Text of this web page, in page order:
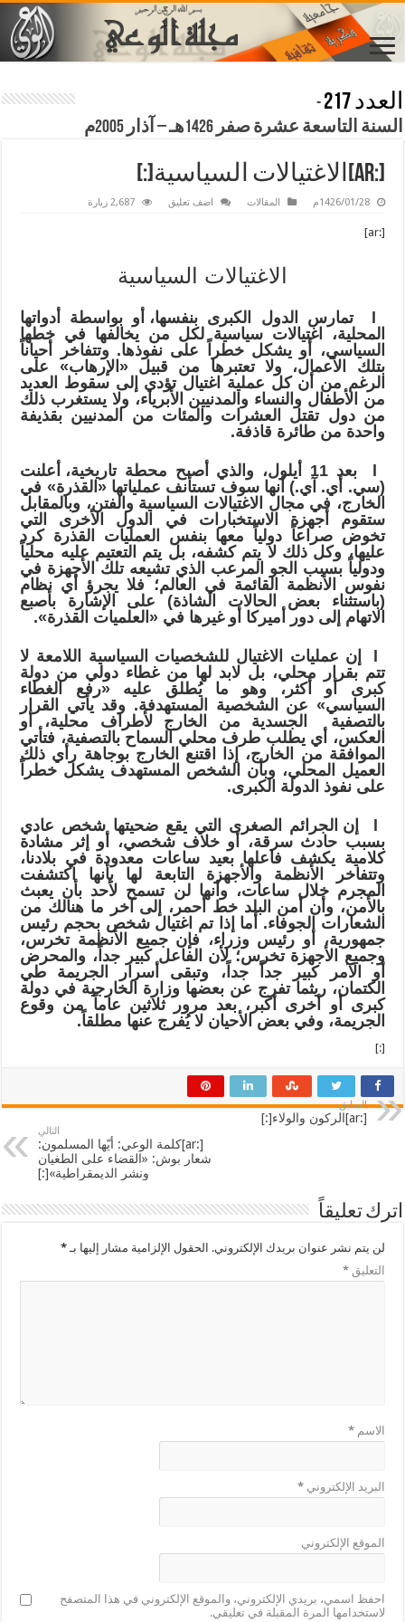
العدد 217
-
السنة التاسعة عشرة صفر 1426هـ – آذار 2005م
[:ar]الاغتيالات السياسية[:]
1426/01/28م المقالات اضف تعليق 2,687 زيارة
[:ar]
الاغتيالات السياسية
l تمارس الدول الكبرى بنفسها، أو بواسطة أدواتها
المحلية، اغتيالات سياسية لكل من يخالفها في خطها
السياسي، أو يشكل خطراً على نفوذها. وتتفاخر أحياناً
بتلك الأعمال، ولا تعتبرها من قبيل «الإرهاب» على
الرغم من أن كل عملية اغتيال تؤدي إلى سقوط العديد
من الأطفال والنساء والمدنيين الأبرياء، ولا يستغرب ذلك
من دول تقتل العشرات والمئات من المدنيين بقذيفة
واحدة من طائرة قاذفة.
l بعد 11 أيلول ، والذي أصبح محطة تاريخية، أعلنت
(سي. أي. ي.) أنها سوف تستأنف عملياتها «القذرة» في
الخارج، في مجال الاغتيالات السياسية والفتن، وبالمقابل
ستقوم أجهزة الاستخبارات في الدول الأخرى التي
تخوض صراعاً دولياً معها بنفس العمليات القذرة كرد
عليها، وكل ذلك لا يتم كشفه، بل يتم التعتيم عليه محلياً
ودولياً بسبب الجو المرعب الذي تشيعه تلك الأجهزة في
نفوس الأنظمة القائمة في العالم؛
فلا يجرؤ أي نظام
(باستثناء بعض الحالات الشاذة) على الإشارة بأصبع
الاتهام إلى دور أميركا أو غيرها في «العلميات القذرة».
l إن عمليات الاغتيال للشخصيات السياسية اللامعة لا
تتم بقرار محلي، بل لابد لها من غطاء دولي من دولة
كبرى أو أكثر،
وهو ما يُطلق عليه «رفع الغطاء
السياسي» عن الشخصية المستهدفة. وقد يأتي القرار
بالتصفية الجسدية من الخارج لأطراف محلية، أو
العكس، أي يطلب طرف محلي السماح بالتصفية، فتأتي
الموافقة من الخارج، إذا اقتنع الخارج بوجاهة رأي ذلك
العميل المحلي، وبأن الشخص المستهدف يشكل خطراً
على نفوذ الدولة الكبرى.
l
إن الجرائم الصغرى التي يقع ضحيتها شخص عادي
بسبب حادث سرقة، أو خلاف شخصي، أو إثر مشادة
كلامية يكشف فاعلها بعيد ساعات معدودة في بلادنا،
وتتفاخر الأنظمة والأجهزة التابعة لها بأنها اكتشفت
المجرم خلال ساعات، وأنها لن تسمح لأحد بأن يعبث
بالأمن، وأن أمن البلد خط أحمر، إلى آخر ما هنالك من
الشعارات الجوفاء. أما إذا تم اغتيال شخص بحجم رئيس
جمهورية، أو رئيس وزراء، فإن جميع الأنظمة تخرس،
وجميع الأجهزة تخرس؛ لأن الفاعل كبير جداً، والمحرض
أو الآمر كبير جداً جداً، وتبقى أسرار
الجريمة
طي
الكتمان، ريثما تفرج عن بعضها وزارة الخارجية في دولة
كبرى
أو
أخرى أكبر، بعد مرور ثلاثين عاماً من وقوع
الجريمة، وفي بعض الأحيان لا يُفرج عنها مطلقاً.
[:]
السابق
[:ar]الركون والولاء[:]
التالي
[:ar]كلمة الوعي: أيّها المسلمون:
شعار بوش: «القضاء على الطغيان
ونشر الديمقراطية»[:]
اترك تعليقاً
لن يتم نشر عنوان بريدك الإلكتروني. الحقول الإلزامية مشار إليها بـ*
التعليق*
الاسم*
البريد الإلكتروني*
الموقع الإلكتروني
احفظ اسمي، بريدي الإلكتروني، والموقع الإلكتروني في هذا المتصفح
لاستخدامها المرة المقبلة في تعليقي.